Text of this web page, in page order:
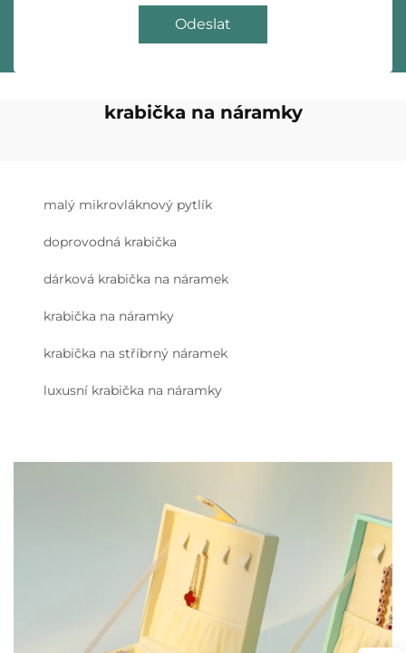
Odeslat
krabička na náramky
malý mikrovláknový pytlík
doprovodná krabička
dárková krabička na náramek
krabička na náramky
krabička na stříbrný náramek
luxusní krabička na náramky